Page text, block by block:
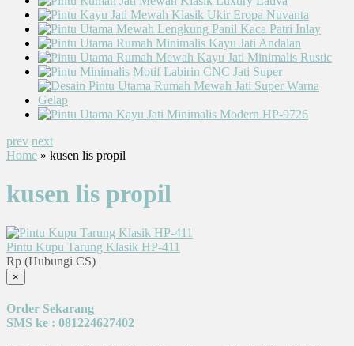
prev next
Home » kusen lis propil
kusen lis propil
Pintu Kupu Tarung Klasik HP-411
Rp (Hubungi CS)
×
Order Sekarang
SMS ke : 081224627402